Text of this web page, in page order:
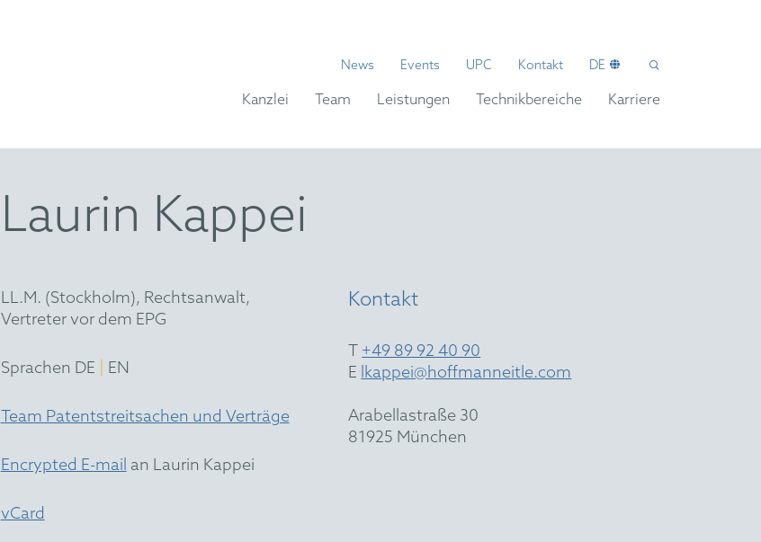
News Events UPC Kontakt DE
Kanzlei Team Leistungen Technikbereiche Karriere
Laurin Kappei
LL.M. (Stockholm), Rechtsanwalt,
Vertreter vor dem EPG
Sprachen DE EN
Team Patentstreitsachen und Verträge
Encrypted E-mail an Laurin Kappei
vCard
Kontakt
T +49 89 92 40 90
E lkappei@hoffmanneitle.com
Arabellastraße 30
81925 München